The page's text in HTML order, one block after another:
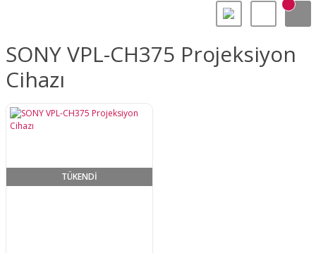
SONY VPL-CH375 Projeksiyon
Cihazı
TÜKENDİ